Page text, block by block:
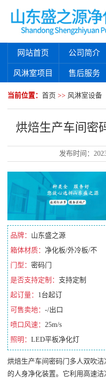
网站首页 公司简介
风淋室项目 售后服务
当前位置： 首页 >> 风淋室设备
烘焙生产车间密
发布时间：
品牌： 山东盛之源
箱体材质： 净化板/外冷板/不
锈钢/彩钢板
门型： 密码门
是否支持定制： 支持定制
起订量： 1台起订
可售卖地： -/出口
喷口风速： 25m/s
照明： LED平板净化灯
烘焙生产车间密码门多人双吹
的人身净化装置。它利用高速